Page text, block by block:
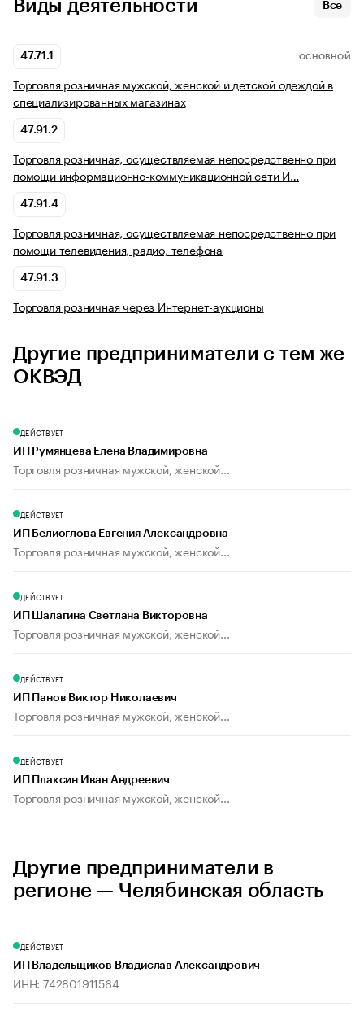
Виды деятельности Все
47.71.1 ОСНОВНОЙ
Торговля розничная мужской, женской и детской одеждой в
специализированных магазинах
47.91.2
Торговля розничная, осуществляемая непосредственно при
помощи информационно-коммуникационной сети И…
47.91.4
Торговля розничная, осуществляемая непосредственно при
помощи телевидения, радио, телефона
47.91.3
Торговля розничная через Интернет-аукционы
Другие предприниматели с тем же
ОКВЭД
ДЕЙСТВУЕТ
ИП Румянцева Елена Владимировна
Торговля розничная мужской, женской...
ДЕЙСТВУЕТ
ИП Белиоглова Евгения Александровна
Торговля розничная мужской, женской...
ДЕЙСТВУЕТ
ИП Шалагина Светлана Викторовна
Торговля розничная мужской, женской...
ДЕЙСТВУЕТ
ИП Панов Виктор Николаевич
Торговля розничная мужской, женской...
ДЕЙСТВУЕТ
ИП Плаксин Иван Андреевич
Торговля розничная мужской, женской...
Другие предприниматели в
регионе — Челябинская область
ДЕЙСТВУЕТ
ИП Владельщиков Владислав Александрович
ИНН: 742801911564